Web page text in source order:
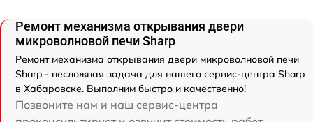
Ремонт механизма открывания двери
микроволновой печи Sharp
Ремонт механизма открывания двери микроволновой печи
Sharp - несложная задача для нашего сервис-центра Sharp
в Хабаровске. Выполним быстро и качественно!
Позвоните нам и наш сервис-центра